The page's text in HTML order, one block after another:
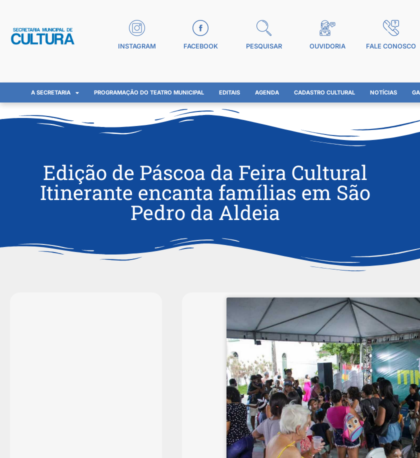
INSTAGRAM FACEBOOK PESQUISAR OUVIDORIA FALE CONOSCO
A SECRETARIA PROGRAMAÇÃO DO TEATRO MUNICIPAL EDITAIS AGENDA CADASTRO CULTURAL NOTÍCIAS
Edição de Páscoa da Feira Cultural
Itinerante encanta famílias em São
Pedro da Aldeia